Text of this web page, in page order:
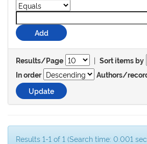
Results/Page | Sort items by
In order
Authors/
Results 1-1 of 1 (Search time: 0.001